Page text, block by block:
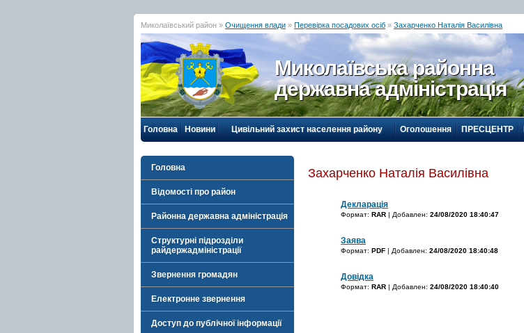
Миколаївський район » Очищення влади » Перевірка посадових осіб » Захарченко Наталія Василівна
Миколаївська районна
державна адміністрація
Головна Новини Цивільний захист населення району Оголошення ПРЕСЦЕНТР
Головна
Відомості про район
Районна державна адміністрація
Структурні підрозділи
райдержадміністрації
Звернення громадян
Електронне звернення
Доступ до публічної інформації
Захарченко Наталія Василівна
Декларація
Формат: RAR | Добавлен: 24/08/2020 18:40:47
Заява
Формат: PDF | Добавлен: 24/08/2020 18:40:48
Довідка
Формат: RAR | Добавлен: 24/08/2020 18:40:40